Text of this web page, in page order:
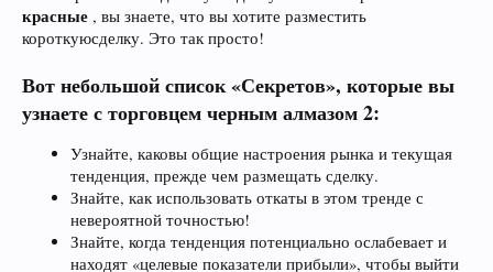
красные , вы знаете, что вы хотите разместить
короткуюсделку. Это так просто!
Вот небольшой список «Секретов», которые вы
узнаете с торговцем черным алмазом 2:
Узнайте, каковы общие настроения рынка и текущая
тенденция, прежде чем размещать сделку.
Знайте, как использовать откаты в этом тренде с
невероятной точностью!
Знайте, когда тенденция потенциально ослабевает и
находят «целевые показатели прибыли», чтобы выйти